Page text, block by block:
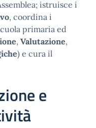
istruisce i
, coordina i
primaria ed
, Valutazione,
) e cura il
e